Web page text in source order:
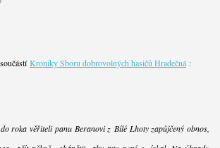
Kroniky Sboru dobrovolných hasičů Hradečná:
roka věřiteli panu Beranovi z Bílé Lhoty zapůjčený obnos,